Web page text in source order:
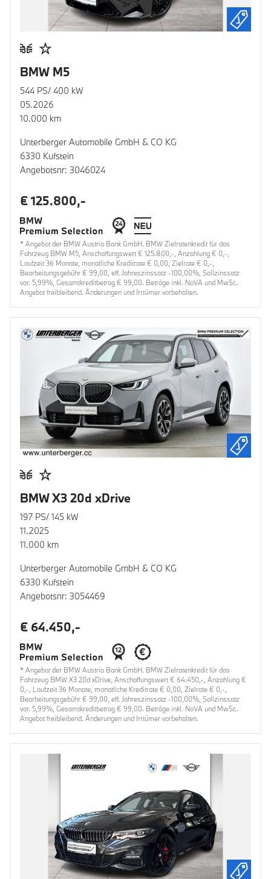
BMW M5
544 PS/ 400 kW
05.2026
10.000 km
Unterberger Automobile GmbH & CO KG
6330 Kufstein
Angebotsnr: 3046024
€ 125.800,-
* Angebot der BMW Austria Bank GmbH. BMW Zielratenkredit für das
Fahrzeug BMW M5, Anschaffungswert € 125.800,-, Anzahlung € 0,-,
Laufzeit 36 Monate, monatliche Kreditrate € 0,00, Zielrate € 0,-,
Bearbeitungsgebühr € 99,00, eff. Jahreszinssatz -100,00%, Sollzinssatz
var. 5,99%, Gesamtkreditbetrag € 99,00. Beträge inkl. NoVA und MwSt..
Angebot freibleibend. Änderungen und Irrtümer vorbehalten.
BMW X3 20d xDrive
197 PS/ 145 kW
11.2025
11.000 km
Unterberger Automobile GmbH & CO KG
6330 Kufstein
Angebotsnr: 3054469
€ 64.450,-
* Angebot der BMW Austria Bank GmbH. BMW Zielratenkredit für das
Fahrzeug BMW X3 20d xDrive, Anschaffungswert € 64.450,-, Anzahlung €
0,-, Laufzeit 36 Monate, monatliche Kreditrate € 0,00, Zielrate € 0,-,
Bearbeitungsgebühr € 99,00, eff. Jahreszinssatz -100,00%, Sollzinssatz
var. 5,99%, Gesamtkreditbetrag € 99,00. Beträge inkl. NoVA und MwSt..
Angebot freibleibend. Änderungen und Irrtümer vorbehalten.